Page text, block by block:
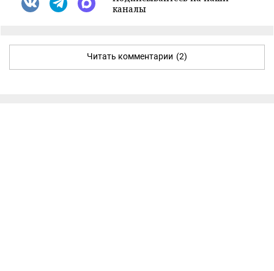
каналы
Читать комментарии (2)